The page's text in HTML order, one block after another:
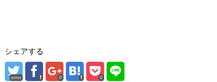
シェアする
error 0 0